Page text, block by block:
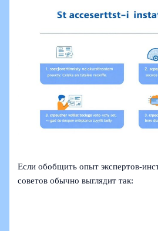
Если обобщить опыт экспертов-
советов обычно выглядит так: